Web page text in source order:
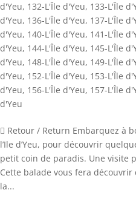
d'Yeu, 132-L'Île d'Yeu, 133-L'Île
d'Yeu, 136-L'Île d'Yeu, 137-L'Île
d'Yeu, 140-L'Île d'Yeu, 141-L'Île
d'Yeu, 144-L'Île d'Yeu, 145-L'Île
d'Yeu, 148-L'Île d'Yeu, 149-L'Île
d'Yeu, 152-L'Île d'Yeu, 153-L'Île
d'Yeu, 156-L'Île d'Yeu, 157-L'Île
d'Yeu
 Retour / Return Embarquez à
l’Ile d’Yeu, pour découvrir
petit coin de paradis. Une visite
Cette balade vous fera
la...